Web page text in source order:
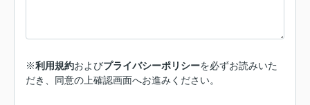
※利用規約およびプライバシーポリシーを必ずお読みいた
だき、同意の上確認画面へお進みください。